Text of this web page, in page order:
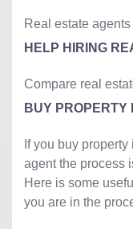
Real estate
HELP HIRING
Compare real
BUY PROPERTY
If you buy
agent the process
Here is some
you are in the